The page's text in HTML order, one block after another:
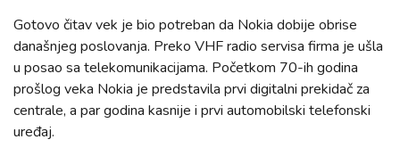
Gotovo čitav vek je bio potreban da Nokia dobije obrise
današnjeg poslovanja. Preko VHF radio servisa firma je ušla
u posao sa telekomunikacijama. Početkom 70-ih godina
prošlog veka Nokia je predstavila prvi digitalni prekidač za
centrale, a par godina kasnije i prvi automobilski telefonski
uređaj.